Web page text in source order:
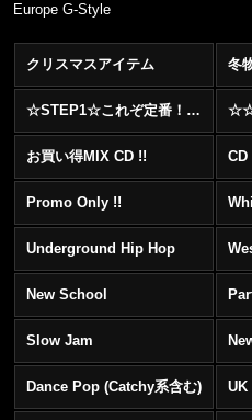
Europe G-Style
クリスマスアイテム 冬
☆STEP1☆これぞ定番！！まずはここから！2000年代R&BフロアヒットBest 100 !!!
お買い得MIX CD !!
Promo Only !!
Underground Hip Hop
New School
Slow Jam
Dance Pop (Catchy系含む) UK